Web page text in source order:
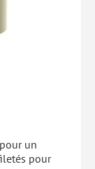
un
pour